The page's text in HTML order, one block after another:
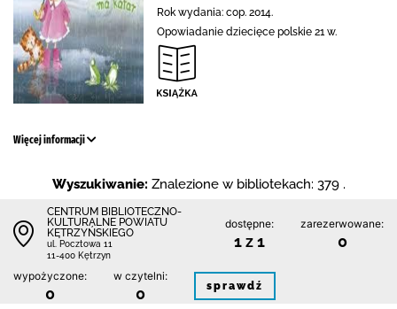
Rok wydania: cop. 2014.
Opowiadanie dziecięce polskie 21 w.
Więcej informacji
Wyszukiwanie: Znalezione w bibliotekach: 379 .
CENTRUM BIBLIOTECZNO-
KULTURALNE POWIATU
KĘTRZYŃSKIEGO
ul. Pocztowa 11
11-400 Kętrzyn
dostępne:
1 z 1
zarezerwowane:
0
wypożyczone:
0
w czytelni:
0 sprawdź